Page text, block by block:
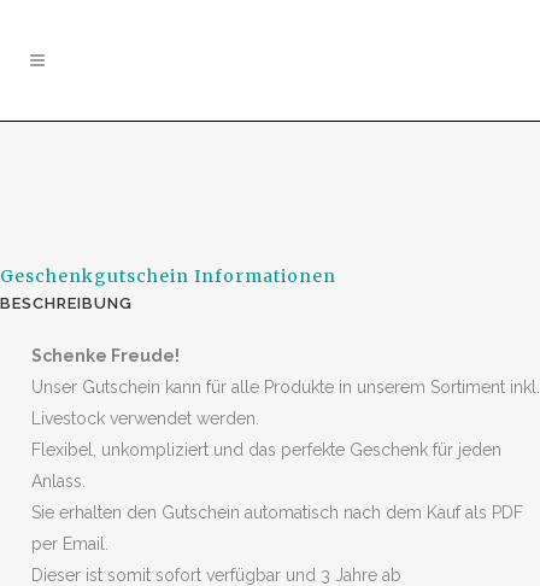
Geschenkgutschein Informationen
BESCHREIBUNG
Schenke Freude!
Unser Gutschein kann für alle Produkte in unserem Sortiment inkl.
Livestock verwendet werden.
Flexibel, unkompliziert und das perfekte Geschenk für jeden
Anlass.
Sie erhalten den Gutschein automatisch nach dem Kauf als PDF
per Email.
Dieser ist somit sofort verfügbar und 3 Jahre ab